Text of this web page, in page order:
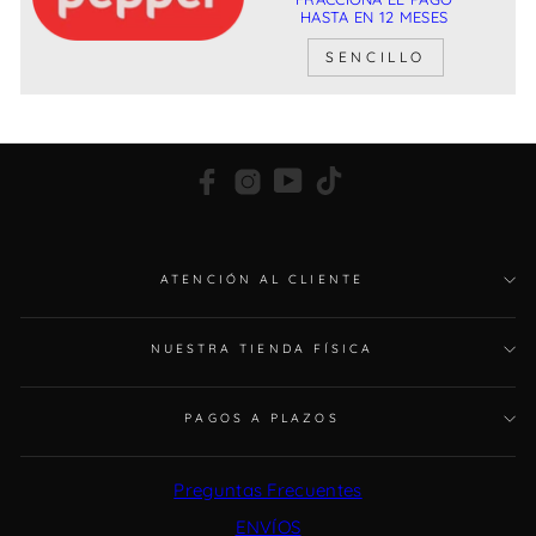
HASTA EN 12 MESES
SENCILLO
FacebookInstagram
YouTube
ATENCIÓN AL CLIENTE
NUESTRA TIENDA FÍSICA
PAGOS A PLAZOS
Preguntas Frecuentes
ENVÍOS